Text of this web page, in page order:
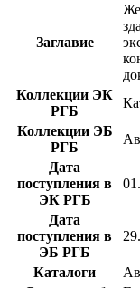
Заглавие
Коллекции ЭК
РГБ
Коллекции ЭБ
РГБ
Дата
поступления в
ЭК РГБ
Дата
поступления в
ЭБ РГБ
Каталоги